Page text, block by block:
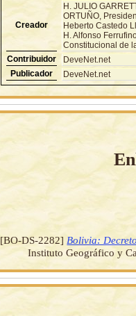
Creador
H. JULIO
ORTUÑO,
Heberto Castedo
H. Alfonso
Constitucional de
Contribuidor
DeveNet.net
Publicador
DeveNet.net
[BO-DS-2282] Bolivia:
Instituto Geográfico y